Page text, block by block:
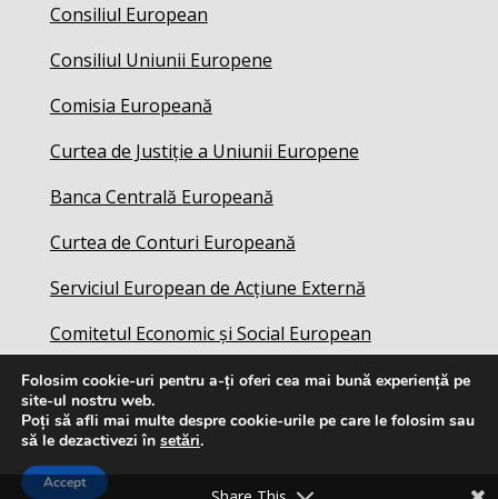
Consiliul European
Consiliul Uniunii Europene
Comisia Europeană
Curtea de Justiție a Uniunii Europene
Banca Centrală Europeană
Curtea de Conturi Europeană
Serviciul European de Acțiune Externă
Comitetul Economic și Social European
Folosim cookie-uri pentru a-ți oferi cea mai bună experiență pe
site-ul nostru web.
Poți să afli mai multe despre cookie-urile pe care le folosim sau
să le dezactivezi în setări.
Accept